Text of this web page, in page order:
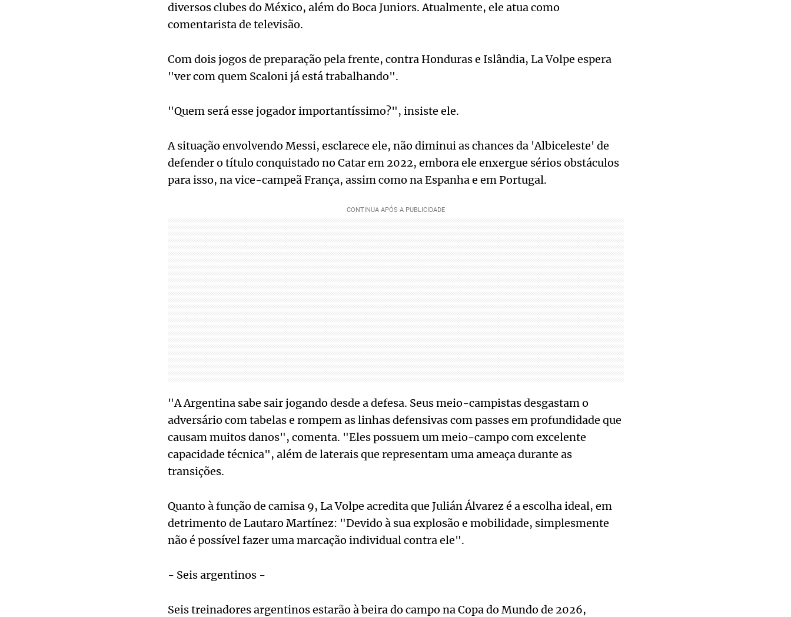
diversos clubes do México, além do Boca Juniors. Atualmente, ele atua como
comentarista de televisão.
Com dois jogos de preparação pela frente, contra Honduras e Islândia, La Volpe espera
"ver com quem Scaloni já está trabalhando".
"Quem será esse jogador importantíssimo?", insiste ele.
A situação envolvendo Messi, esclarece ele, não diminui as chances da 'Albiceleste' de
defender o título conquistado no Catar em 2022, embora ele enxergue sérios obstáculos
para isso, na vice-campeã França, assim como na Espanha e em Portugal.
"A Argentina sabe sair jogando desde a defesa. Seus meio-campistas desgastam o
adversário com tabelas e rompem as linhas defensivas com passes em profundidade que
causam muitos danos", comenta. "Eles possuem um meio-campo com excelente
capacidade técnica", além de laterais que representam uma ameaça durante as
transições.
Quanto à função de camisa 9, La Volpe acredita que Julián Álvarez é a escolha ideal, em
detrimento de Lautaro Martínez: "Devido à sua explosão e mobilidade, simplesmente
não é possível fazer uma marcação individual contra ele".
- Seis argentinos -
Seis treinadores argentinos estarão à beira do campo na Copa do Mundo de 2026,